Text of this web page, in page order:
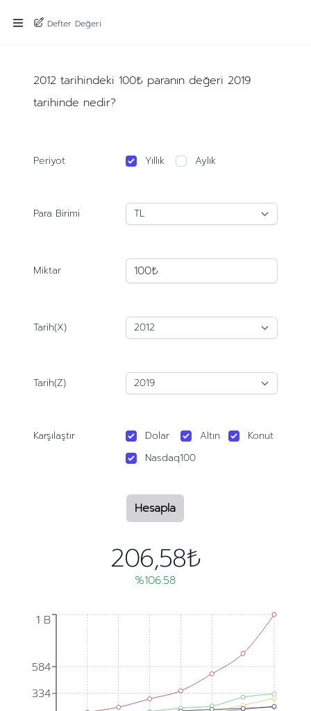
Defter Değeri
2012 tarihindeki 100₺ paranın değeri 2019
tarihinde nedir?
Periyot Yıllık Aylık
Para Birimi
Miktar
Tarih(X)
Tarih(Z)
Karşılaştır Dolar Altın
Konut
Nasdaq100
Hesapla
206,58₺
%106.58
334
584
1 B
334
584
1 B